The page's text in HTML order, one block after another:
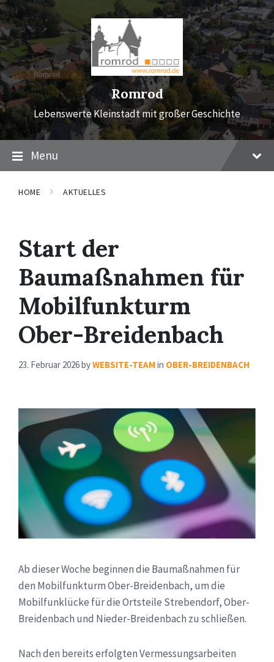
Skip
to
content
Skip
to
main
navigation
Skip
to
footer
Romrod
Lebenswerte Kleinstadt mit großer Geschichte
Menu
HOME AKTUELLES
Start der
Baumaßnahmen für
Mobilfunkturm
Ober-Breidenbach
23. Februar 2026byWEBSITE-TEAMin OBER-BREIDENBACH
Ab dieser Woche beginnen die Baumaßnahmen für
den Mobilfunkturm Ober-Breidenbach, um die
Mobilfunklücke für die Ortsteile Strebendorf, Ober-
Breidenbach und Nieder-Breidenbach zu schließen.
Nach den bereits erfolgten Vermessungsarbeiten